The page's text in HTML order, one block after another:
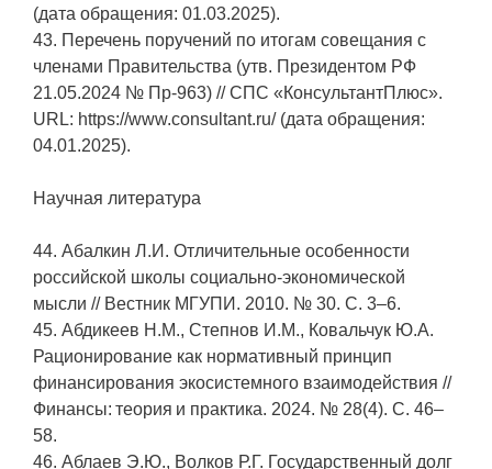
(дата обращения: 01.03.2025).
43. Перечень поручений по итогам совещания с
членами Правительства (утв. Президентом РФ
21.05.2024 № Пр-963) // СПС «КонсультантПлюс».
URL: https://www.consultant.ru/ (дата обращения:
04.01.2025).
Научная литература
44. Абалкин Л.И. Отличительные особенности
российской школы социально-экономической
мысли // Вестник МГУПИ. 2010. № 30. С. 3–6.
45. Абдикеев Н.М., Степнов И.М., Ковальчук Ю.А.
Рационирование как нормативный принцип
финансирования экосистемного взаимодействия //
Финансы: теория и практика. 2024. № 28(4). С. 46–
58.
46. Аблаев Э.Ю., Волков Р.Г. Государственный долг